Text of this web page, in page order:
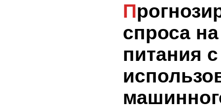
Прогнозирование
спроса
питания с